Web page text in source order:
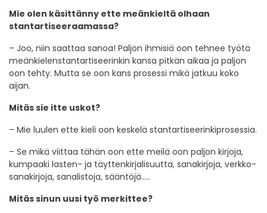
Mie olen käsittänny ette meänkieltä olhaan
stantartiseeraamassa?
– Joo, niin saattaa sanoa! Paljon ihmisiä oon tehnee työtä
meänkielenstantartiseerinkin kansa pitkän aikaa ja paljon
oon tehty. Mutta se oon kans prosessi mikä jatkuu koko
aijan.
Mitäs sie itte uskot?
– Mie luulen ette kieli oon keskelä stantartiseerinkiprosessia.
– Se mikä viittaa tähän oon ette meilä oon paljon kirjoja,
kumpaaki lasten- ja täyttenkirjalisuutta, sanakirjoja, verkko-
sanakirjoja, sanalistoja, sääntöjä…..
Mitäs sinun uusi työ merkittee?